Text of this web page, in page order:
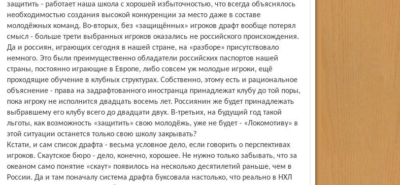
защитить - работает наша школа с хорошей избыточностью, что всегда объяснялось
необходимостью создания высокой конкуренции за место даже в составе
молодёжных команд. Во-вторых, без «защищённых» игроков драфт вообще потерял
смысл - больше трети выбранных игроков оказались не российского происхождения.
Да и россиян, играющих сегодня в нашей стране, на «разборе» присутствовало
немного. Это были преимущественно обладатели российских паспортов нашей
страны, постоянно играющие в Европе, либо совсем уж молодые игроки, ещё
проходящие обучение в клубных структурах. Собственно, этому есть и рациональное
объяснение - права на задрафтованного иностранца принадлежат клубу до той поры,
пока игроку не исполнится двадцать восемь лет. Россиянин же будет принадлежать
выбравшему его клубу всего до двадцати двух. В-третьих, на будущий год такой
льготы, как возможность «защитить» свою молодёжь, уже не будет - «Локомотиву» в
этой ситуации останется только свою школу закрывать?
Кстати, и сам список драфта - весьма условное дело, если говорить о перспективах
игроков. Скаутское бюро - дело, конечно, хорошее. Не нужно только забывать, что за
океаном само понятие «скаут» появилось на несколько десятилетий раньше, чем в
России. Да и там поначалу система драфта буксовала настолько, что реально в НХЛ